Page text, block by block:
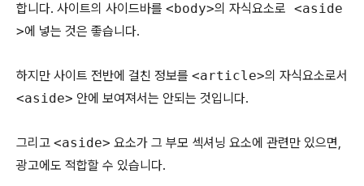
합니다. 사이트의 사이드바를 <body>의 자식요소로 <aside
>에 넣는 것은 좋습니다.
하지만 사이트 전반에 걸친 정보를 <article>의 자식요소로서
<aside> 안에 보여져서는 안되는 것입니다.
그리고 <aside> 요소가 그 부모 섹셔닝 요소에 관련만 있으면,
광고에도 적합할 수 있습니다.